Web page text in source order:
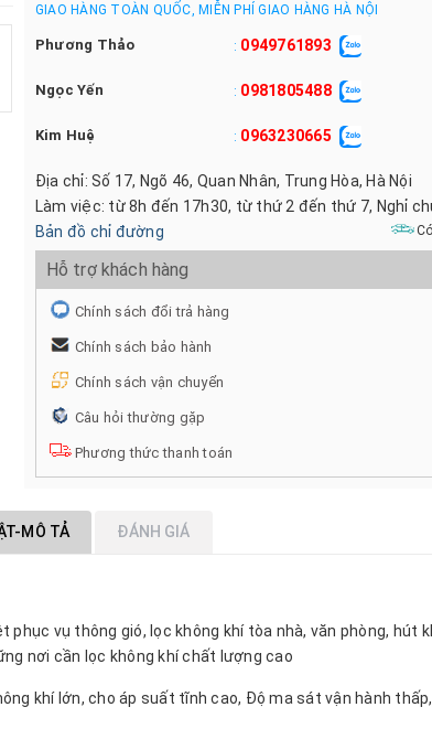
GIAO HÀNG TOÀN QUỐC, MIỄN PHÍ GIAO HÀNG HÀ NỘI
Phương Thảo : 0949761893
Ngọc Yến : 0981805488
Kim Huệ : 0963230665
Địa chỉ: Số 17, Ngõ 46, Quan Nhân, Trung Hòa, Hà Nội
Làm việc: từ 8h đến 17h30, từ thứ 2 đến thứ 7, Nghỉ
Bản đồ chỉ đường
Hỗ trợ khách hàng
Chính sách đổi trả hàng
Chính sách bảo hành
Chính sách vận chuyển
Câu hỏi thường gặp
Phương thức thanh toán
MÔ TẢ ĐÁNH GIÁ
vụ thông gió, lọc không khí tòa nhà, văn phòng, hút
nơi cần lọc không khí chất lượng cao
khí lớn, cho áp suất tĩnh cao, Độ ma sát vận hành